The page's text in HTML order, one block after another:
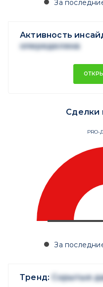
За
Активность
опеределена
Сделки
За
Тренд: Скрытые